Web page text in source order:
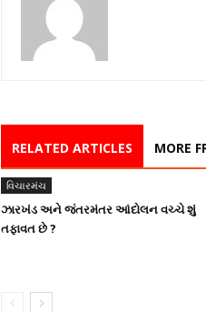
RELATED ARTICLES MORE
વિચારમંચ
ઝારખંડ અને જંતરમંતર આંદોલન વચ્ચે શું
તફાવત છે ?